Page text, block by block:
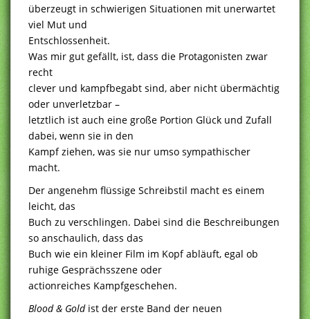
überzeugt in schwierigen Situationen mit unerwartet
viel Mut und
Entschlossenheit.
Was mir gut gefällt, ist, dass die Protagonisten zwar
recht
clever und kampfbegabt sind, aber nicht übermächtig
oder unverletzbar –
letztlich ist auch eine große Portion Glück und Zufall
dabei, wenn sie in den
Kampf ziehen, was sie nur umso sympathischer
macht.
Der angenehm flüssige Schreibstil macht es einem
leicht, das
Buch zu verschlingen. Dabei sind die Beschreibungen
so anschaulich, dass das
Buch wie ein kleiner Film im Kopf abläuft, egal ob
ruhige Gesprächsszene oder
actionreiches Kampfgeschehen.
Blood & Goldist der erste Band der neuen